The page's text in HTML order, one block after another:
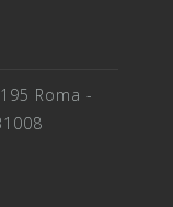
Roma -